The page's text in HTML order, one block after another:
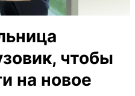
чтобы
на новое